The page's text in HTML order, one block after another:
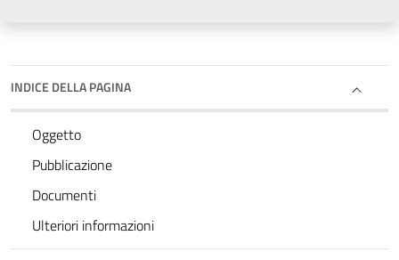
INDICE DELLA PAGINA
Oggetto
Pubblicazione
Documenti
Ulteriori informazioni